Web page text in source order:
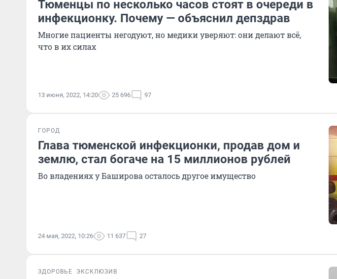
Тюменцы по несколько часов стоят в очереди в
инфекционку. Почему — объяснил депздрав
Многие пациенты негодуют, но медики уверяют: они делают всё,
что в их силах
13 июня, 2022, 14:20 25 696 97
ГОРОД
Глава тюменской инфекционки, продав дом и
землю, стал богаче на 15 миллионов рублей
Во владениях у Баширова осталось другое имущество
24 мая, 2022, 10:26 11 637 27
ЗДОРОВЬЕ ЭКСКЛЮЗИВ